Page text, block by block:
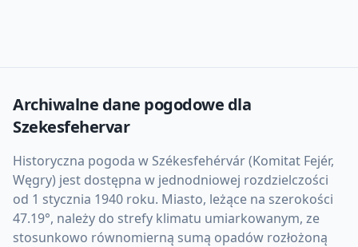
Archiwalne dane pogodowe dla
Szekesfehervar
Historyczna pogoda w Székesfehérvár (Komitat Fejér,
Węgry) jest dostępna w jednodniowej rozdzielczości
od 1 stycznia 1940 roku. Miasto, leżące na szerokości
47.19°, należy do strefy klimatu umiarkowanym, ze
stosunkowo równomierną sumą opadów rozłożoną